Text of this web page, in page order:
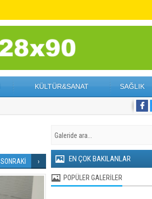
KÜLTÜR&SANAT SAĞLIK
SONRAKİ EN ÇOK BAKILANLAR
POPÜLER GALERİLER